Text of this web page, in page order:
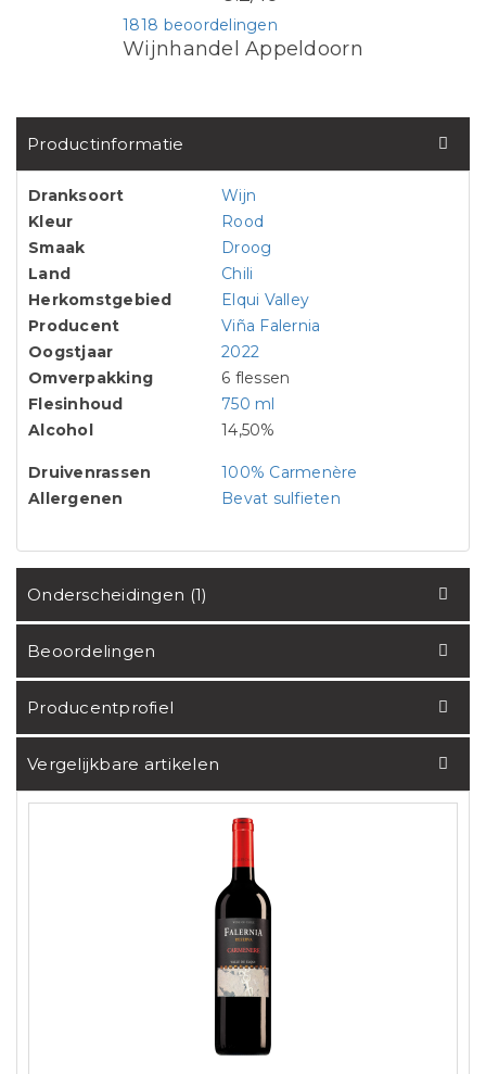
Wijnhandel Appeldoorn
1818 beoordelingen
Productinformatie
Dranksoort
Wijn
Kleur
Rood
Smaak
Droog
Land
Chili
Herkomstgebied
Elqui Valley
Producent
Viña Falernia
Oogstjaar
2022
Omverpakking
6 flessen
Flesinhoud
750 ml
Alcohol
14,50%
Druivenrassen
100% Carmenère
Allergenen
Bevat sulfieten
Onderscheidingen (1)
Beoordelingen
Producentprofiel
Vergelijkbare artikelen